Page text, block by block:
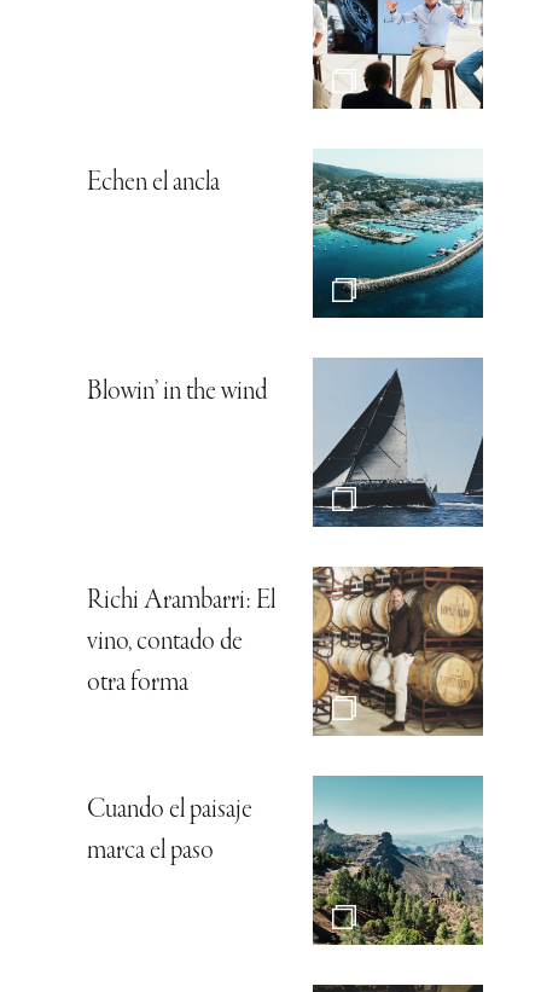
Echen el ancla
Blowin’ in the wind
Richi Arambarri: El
vino, contado de
otra forma
Cuando el paisaje
marca el paso